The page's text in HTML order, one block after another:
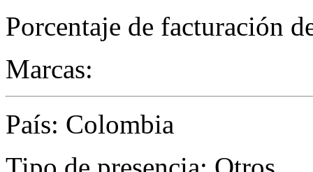
Porcentaje de facturación
Marcas:
País: Colombia